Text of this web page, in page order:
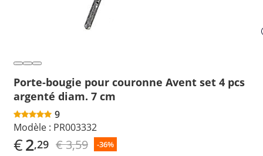
Porte-bougie pour couronne Avent set 4 pcs
argenté diam. 7 cm
9
Modèle : PR003332
€2,29 € 3,59 -36%